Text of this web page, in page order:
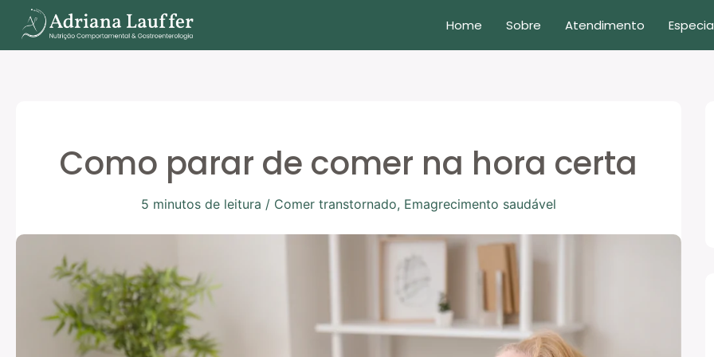
para
o
Home Sobre Atendimento
Como parar de comer na hora certa
5 minutos de leitura / Comer transtornado, Emagrecimento saudável